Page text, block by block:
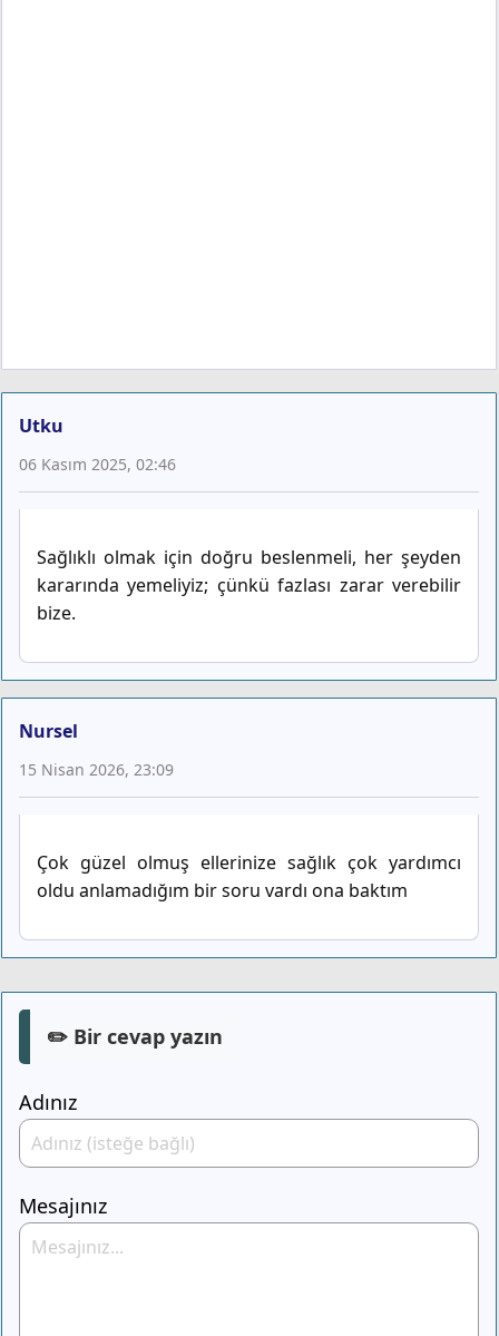
Utku
06 Kasım 2025, 02:46
Sağlıklı olmak için doğru beslenmeli, her şeyden
kararında yemeliyiz; çünkü fazlası zarar verebilir
bize.
Nursel
15 Nisan 2026, 23:09
Çok güzel olmuş ellerinize sağlık çok yardımcı
oldu anlamadığım bir soru vardı ona baktım
✏️ Bir cevap yazın
Adınız
Mesajınız